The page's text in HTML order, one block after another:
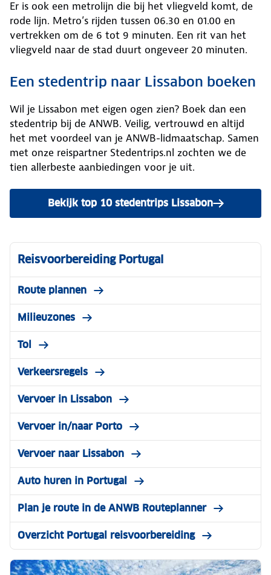
Er is ook een metrolijn die bij het vliegveld komt, de
rode lijn. Metro’s rijden tussen 06.30 en 01.00 en
vertrekken om de 6 tot 9 minuten. Een rit van het
vliegveld naar de stad duurt ongeveer 20 minuten.
Een stedentrip naar Lissabon boeken
Wil je Lissabon met eigen ogen zien? Boek dan een
stedentrip bij de ANWB. Veilig, vertrouwd en altijd
het met voordeel van je ANWB-lidmaatschap. Samen
met onze reispartner Stedentrips.nl zochten we de
tien allerbeste aanbiedingen voor je uit.
Bekijk top 10 stedentrips Lissabon
Reisvoorbereiding Portugal
Route plannen
Milieuzones
Tol
Verkeersregels
Vervoer in Lissabon
Vervoer in/naar Porto
Vervoer naar Lissabon
Auto huren in Portugal
Plan je route in de ANWB Routeplanner
Overzicht Portugal reisvoorbereiding